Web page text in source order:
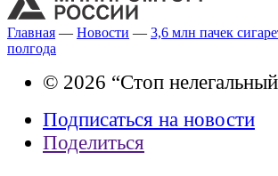
Главная — Новости — 3,6 млн пачек
полгода
© 2026 “Стоп нелегальный
Подписаться на новости
Поделиться